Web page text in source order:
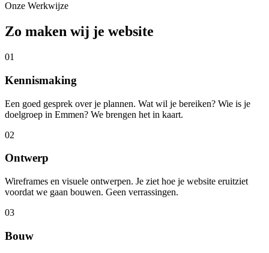
Onze Werkwijze
Zo maken wij je website
01
Kennismaking
Een goed gesprek over je plannen. Wat wil je bereiken? Wie is je
doelgroep in Emmen? We brengen het in kaart.
02
Ontwerp
Wireframes en visuele ontwerpen. Je ziet hoe je website eruitziet
voordat we gaan bouwen. Geen verrassingen.
03
Bouw